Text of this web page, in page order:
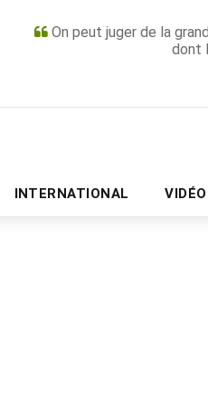
On peut juger de la
dont
INTERNATIONAL